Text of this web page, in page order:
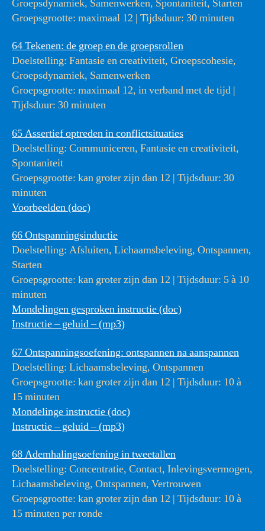
Groepsdynamiek, Samenwerken, Spontaniteit, Starten
Groepsgrootte: maximaal 12 | Tijdsduur: 30 minuten
64 Tekenen: de groep en de groepsrollen
Doelstelling: Fantasie en creativiteit, Groepscohesie,
Groepsdynamiek, Samenwerken
Groepsgrootte: maximaal 12, in verband met de tijd |
Tijdsduur: 30 minuten
65 Assertief optreden in conflictsituaties
Doelstelling: Communiceren, Fantasie en creativiteit,
Spontaniteit
Groepsgrootte: kan groter zijn dan 12 | Tijdsduur: 30
minuten
Voorbeelden (doc)
66 Ontspanningsinductie
Doelstelling: Afsluiten, Lichaamsbeleving, Ontspannen,
Starten
Groepsgrootte: kan groter zijn dan 12 | Tijdsduur: 5 à 10
minuten
Mondelingen gesproken instructie (doc)
Instructie – geluid – (mp3)
67 Ontspanningsoefening: ontspannen na aanspannen
Doelstelling: Lichaamsbeleving, Ontspannen
Groepsgrootte: kan groter zijn dan 12 | Tijdsduur: 10 à
15 minuten
Mondelinge instructie (doc)
Instructie – geluid – (mp3)
68 Ademhalingsoefening in tweetallen
Doelstelling: Concentratie, Contact, Inlevingsvermogen,
Lichaamsbeleving, Ontspannen, Vertrouwen
Groepsgrootte: kan groter zijn dan 12 | Tijdsduur: 10 à
15 minuten per ronde